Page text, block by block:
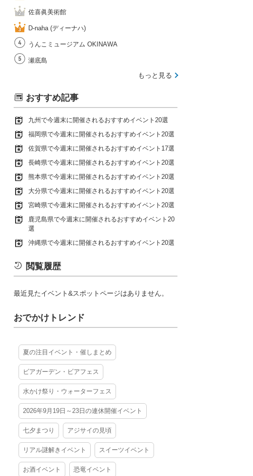
佐喜眞美術館
D-naha (ディーナハ)
うんこミュージアム OKINAWA
瀬底島
もっと見る
おすすめ記事
九州で今週末に開催されるおすすめイベント20選
福岡県で今週末に開催されるおすすめイベント20選
佐賀県で今週末に開催されるおすすめイベント17選
長崎県で今週末に開催されるおすすめイベント20選
熊本県で今週末に開催されるおすすめイベント20選
大分県で今週末に開催されるおすすめイベント20選
宮崎県で今週末に開催されるおすすめイベント20選
鹿児島県で今週末に開催されるおすすめイベント20
選
沖縄県で今週末に開催されるおすすめイベント20選
閲覧履歴
最近見たイベント&スポットページはありません。
おでかけトレンド
夏の注目イベント・催しまとめ
ビアガーデン・ビアフェス
水かけ祭り・ウォーターフェス
2026年9月19日～23日の連休開催イベント
七夕まつり アジサイの見頃
リアル謎解きイベント スイーツイベント
お酒イベント 恐竜イベント